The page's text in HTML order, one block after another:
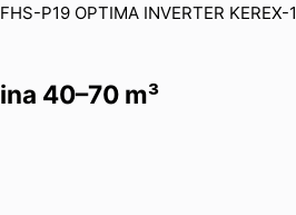
P19 OPTIMA INVERTER
40–70 m³